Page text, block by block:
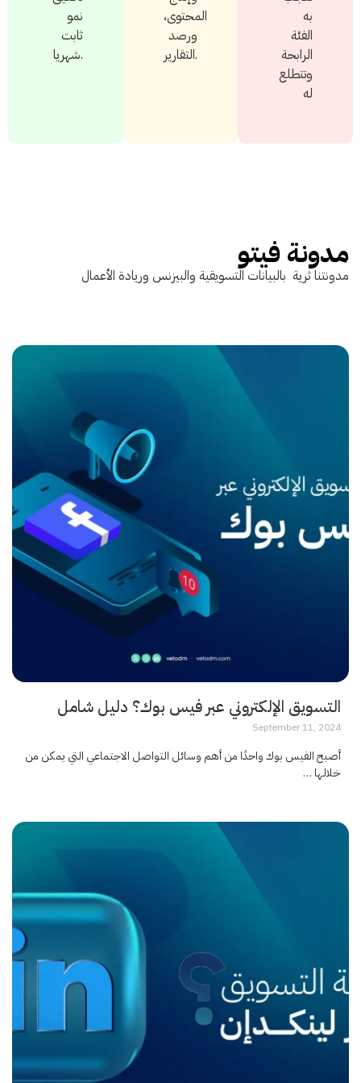
نمو
ثابت
شهريا.
المحتوى،
ورصد
التقارير.
به
الفئة
الرابحة
وتتطلع
له
مدونة فيتو
مدونتنا ثرية بالبيانات التسويقية والبيزنس وريادة الأعمال
التسويق الإلكتروني عبر فيس بوك؟ دليل شامل
September 11, 2024
أصبح الفيس بوك واحدًا من أهم وسائل التواصل الاجتماعي التي يمكن من
خلالها …